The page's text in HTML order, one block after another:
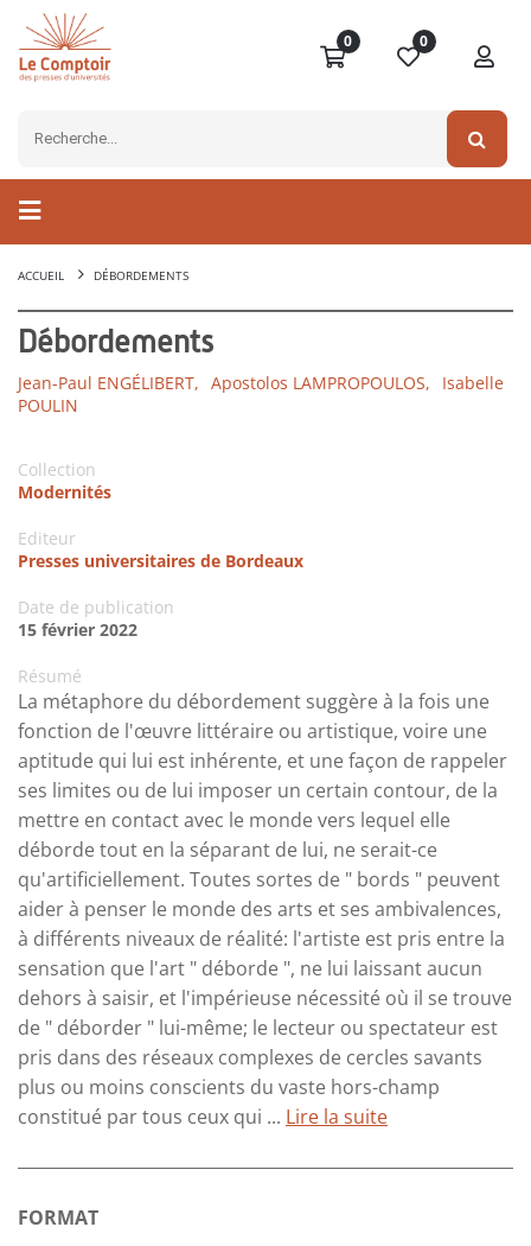
0 0
ACCUEIL DÉBORDEMENTS
Débordements
Jean-Paul ENGÉLIBERT, Apostolos LAMPROPOULOS,
Isabelle
POULIN
Collection
Modernités
Editeur
Presses universitaires de Bordeaux
Date de publication
15 février 2022
Résumé
La métaphore du débordement suggère à la fois une
fonction de l'œuvre littéraire ou artistique, voire une
aptitude qui lui est inhérente, et une façon de rappeler
ses limites ou de lui imposer un certain contour, de la
mettre en contact avec le monde vers lequel elle
déborde tout en la séparant de lui, ne serait-ce
qu'artificiellement. Toutes sortes de " bords " peuvent
aider à penser le monde des arts et ses ambivalences,
à différents niveaux de réalité: l'artiste est pris entre la
sensation que l'art " déborde ", ne lui laissant aucun
dehors à saisir, et l'impérieuse nécessité où il se trouve
de " déborder " lui-même; le lecteur ou spectateur est
pris dans des réseaux complexes de cercles savants
plus ou moins conscients du vaste hors-champ
constitué par tous ceux qui ... Lire la suite
FORMAT